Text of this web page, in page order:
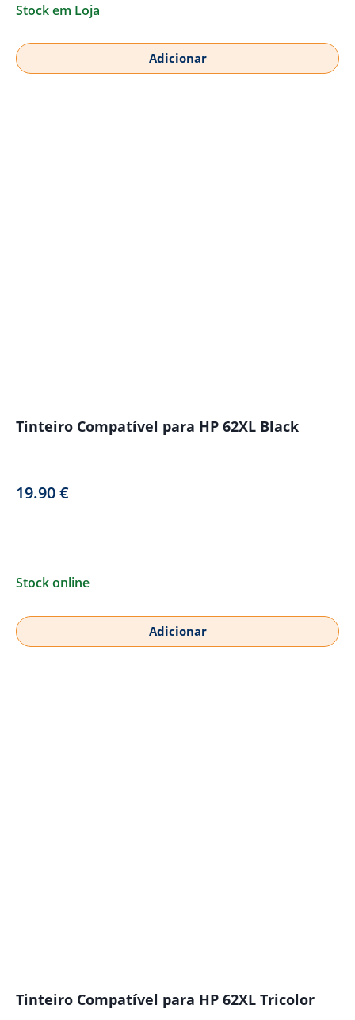
Stock em Loja
Adicionar
Tinteiro Compatível para HP 62XL Black
19.90€
Stock online
Adicionar
Tinteiro Compatível para HP 62XL Tricolor